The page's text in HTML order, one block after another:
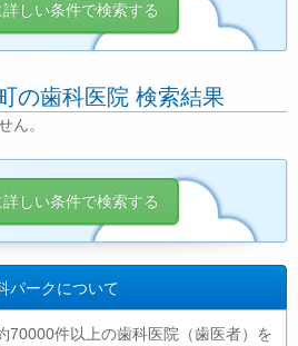
しい条件で検索する
の歯科医院 検索結果
ん。
しい条件で検索する
パークについて
70000件以上の歯科医院（歯医者）を